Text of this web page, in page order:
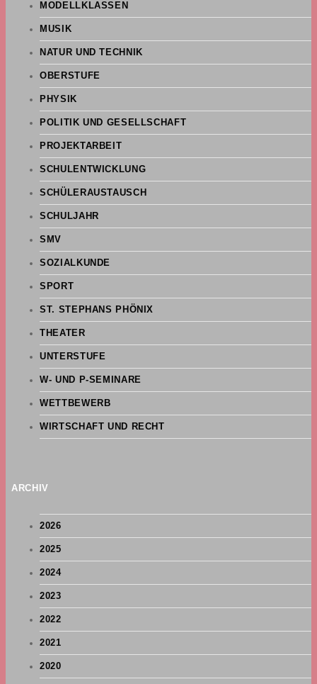
MODELLKLASSEN
MUSIK
NATUR UND TECHNIK
OBERSTUFE
PHYSIK
POLITIK UND GESELLSCHAFT
PROJEKTARBEIT
SCHULENTWICKLUNG
SCHÜLERAUSTAUSCH
SCHULJAHR
SMV
SOZIALKUNDE
SPORT
ST. STEPHANS PHÖNIX
THEATER
UNTERSTUFE
W- UND P-SEMINARE
WETTBEWERB
WIRTSCHAFT UND RECHT
ARCHIV
2026
2025
2024
2023
2022
2021
2020